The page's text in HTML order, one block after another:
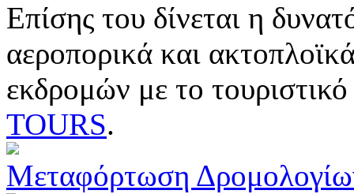
Επίσης του δίνεται η
αεροπορικά και
εκδρομών με το
TOURS.
Μεταφόρτωση